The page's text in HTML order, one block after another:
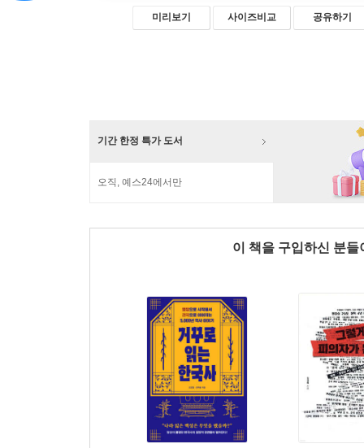
미리보기 사이즈비교 공유하기
기간 한정 특가 도서
오직, 예스24에서만
이 책을 구입하신 분